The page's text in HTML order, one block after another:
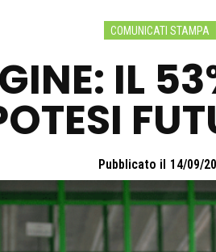
COMUNICATI STAMPA
IL
Pubblicato il 14/09/